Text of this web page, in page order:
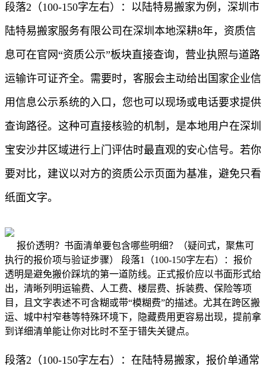
段落2（100-150字左右）：以陆特易搬家为例，深圳市
陆特易搬家服务有限公司在深圳本地深耕8年，资质信
息可在官网“资质公示”板块直接查询，营业执照与道路
运输许可证齐全。需要时，客服会主动给出国家企业信
用信息公示系统的入口，您也可以现场或电话要求提供
查询路径。这种可直接核验的机制，是本地用户在深圳
宝安沙井区域进行上门评估时最直观的安心信号。若你
要对比，建议以对方的资质公示页面为基准，避免只看
纸面文字。
报价透明？书面清单要包含哪些明细？（疑问式，聚焦可
执行的报价项与验证步骤） 段落1（100-150字左右）：报价
透明是避免搬价踩坑的第一道防线。正式报价应以书面形式给
出，清晰列明运输费、人工费、楼层费、拆装费、保险等项
目，且文字表述不可含糊或带“模糊费”的描述。尤其在跨区搬
运、城中村窄巷等特殊环境下，隐藏费用更容易出现，提前拿
到详细清单能让你对比时不至于错失关键点。
段落2（100-150字左右）：在陆特易搬家，报价单通常